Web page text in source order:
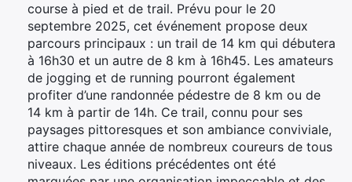
course à pied et de trail. Prévu pour le 20
septembre 2025, cet événement propose deux
parcours principaux : un trail de 14 km qui débutera
à 16h30 et un autre de 8 km à 16h45. Les amateurs
de jogging et de running pourront également
profiter d’une randonnée pédestre de 8 km ou de
14 km à partir de 14h. Ce trail, connu pour ses
paysages pittoresques et son ambiance conviviale,
attire chaque année de nombreux coureurs de tous
niveaux. Les éditions précédentes ont été